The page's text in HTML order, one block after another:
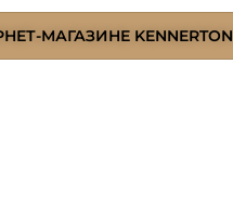
МАГАЗИНЕ KENNERTON